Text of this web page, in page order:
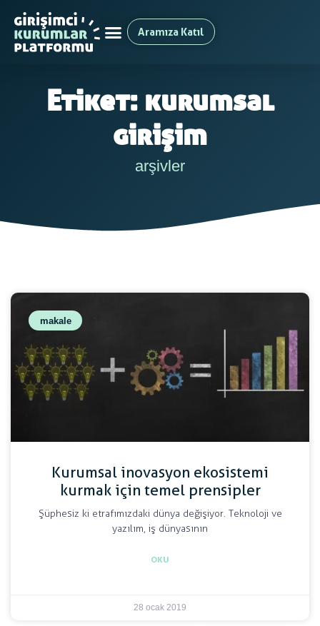
Aramıza Katıl
Etiket: kurumsal
girişim
arşivler
makale
Kurumsal inovasyon ekosistemi
kurmak için temel prensipler
Şüphesiz ki etrafımızdaki dünya değişiyor. Teknoloji ve
yazılım, iş dünyasının
OKU
28 ocak 2019